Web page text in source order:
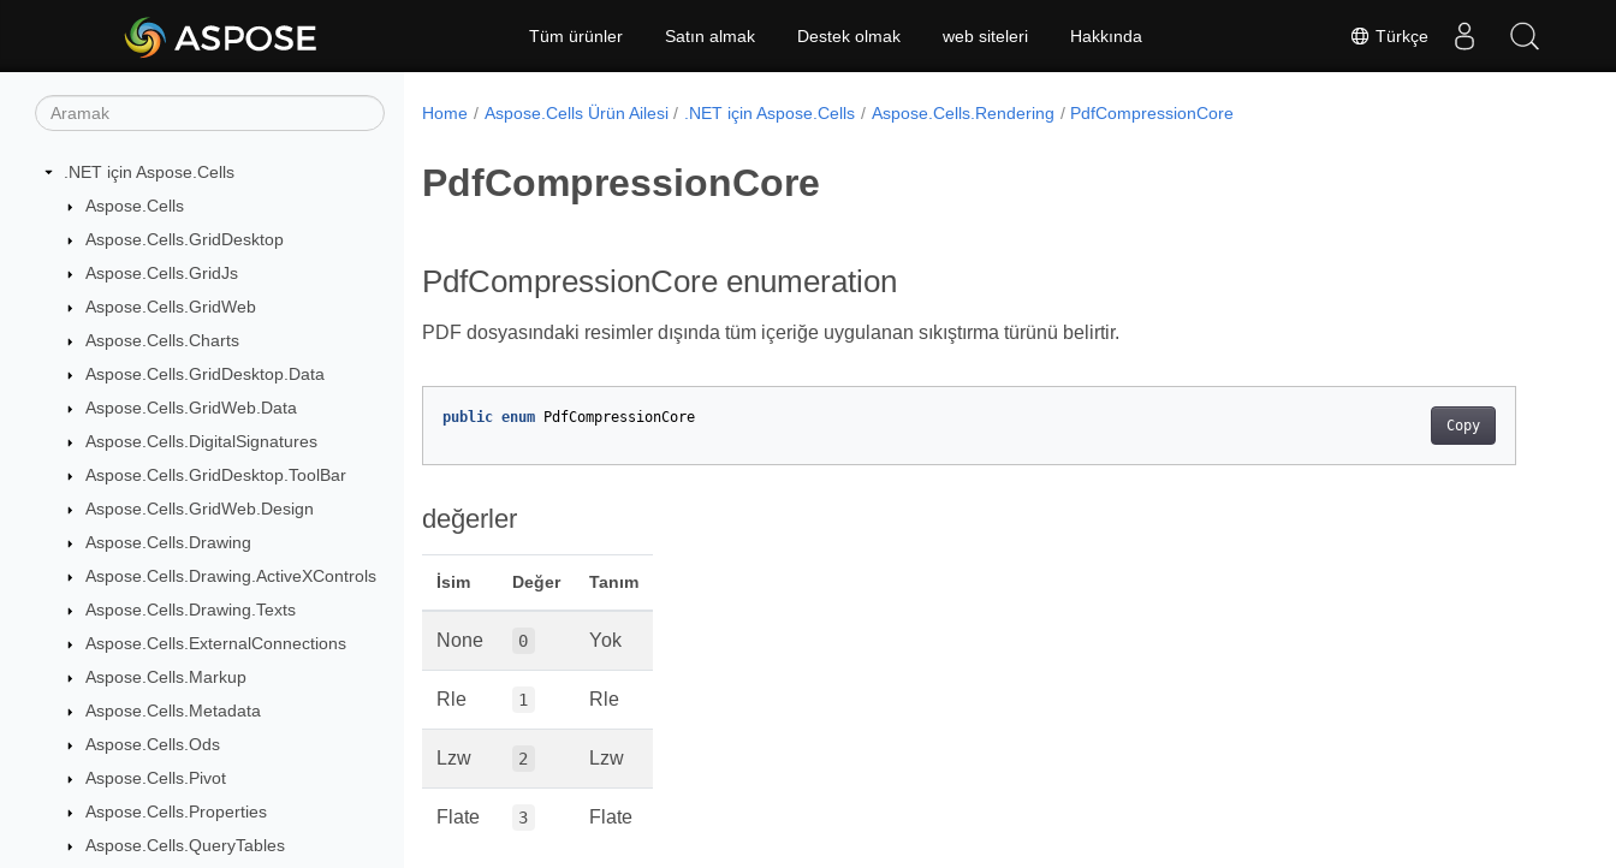
Türkçe
Tüm ürünler Satın almak Destek olmak web siteleri Hakkında
.NET için Aspose.Cells
Aspose.Cells
Aspose.Cells.GridDesktop
Aspose.Cells.GridJs
Aspose.Cells.GridWeb
Aspose.Cells.Charts
Aspose.Cells.GridDesktop.Data
Aspose.Cells.GridWeb.Data
Aspose.Cells.DigitalSignatures
Aspose.Cells.GridDesktop.ToolBar
Aspose.Cells.GridWeb.Design
Aspose.Cells.Drawing
Aspose.Cells.Drawing.ActiveXControls
Aspose.Cells.Drawing.Texts
Aspose.Cells.ExternalConnections
Aspose.Cells.Markup
Aspose.Cells.Metadata
Aspose.Cells.Ods
Aspose.Cells.Pivot
Aspose.Cells.Properties
Aspose.Cells.QueryTables
Home Aspose.Cells Ürün Ailesi .NET için Aspose.Cells Aspose.Cells.Rendering PdfCompressionCore
PdfCompressionCore
PdfCompressionCore enumeration
PDF dosyasındaki resimler dışında tüm içeriğe uygulanan sıkıştırma türünü belirtir.
Copy
public enum PdfCompressionCore
değerler
İsim Değer Tanım
None 0 Yok
Rle 1 Rle
Lzw 2 Lzw
Flate 3 Flate